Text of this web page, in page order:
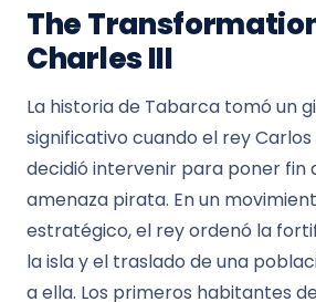
The
Charles III
La historia de Tabarca tomó un
significativo cuando el rey Carlos
decidió intervenir para poner fin
amenaza pirata. En un
estratégico, el rey ordenó la
la isla y el traslado de una
a ella. Los primeros habitantes